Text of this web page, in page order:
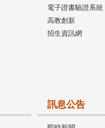
電子證書驗證系統
高教創新
招生資訊網
訊息公告